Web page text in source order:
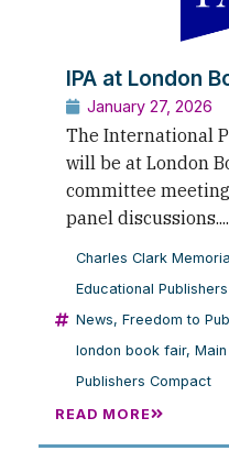
IPA at London
January 27, 2026
The International
will be at London
committee
panel discussions....
Charles Clark
Educational Publishers
News, Freedom to
london book fair,
Publishers Compact
READ MORE